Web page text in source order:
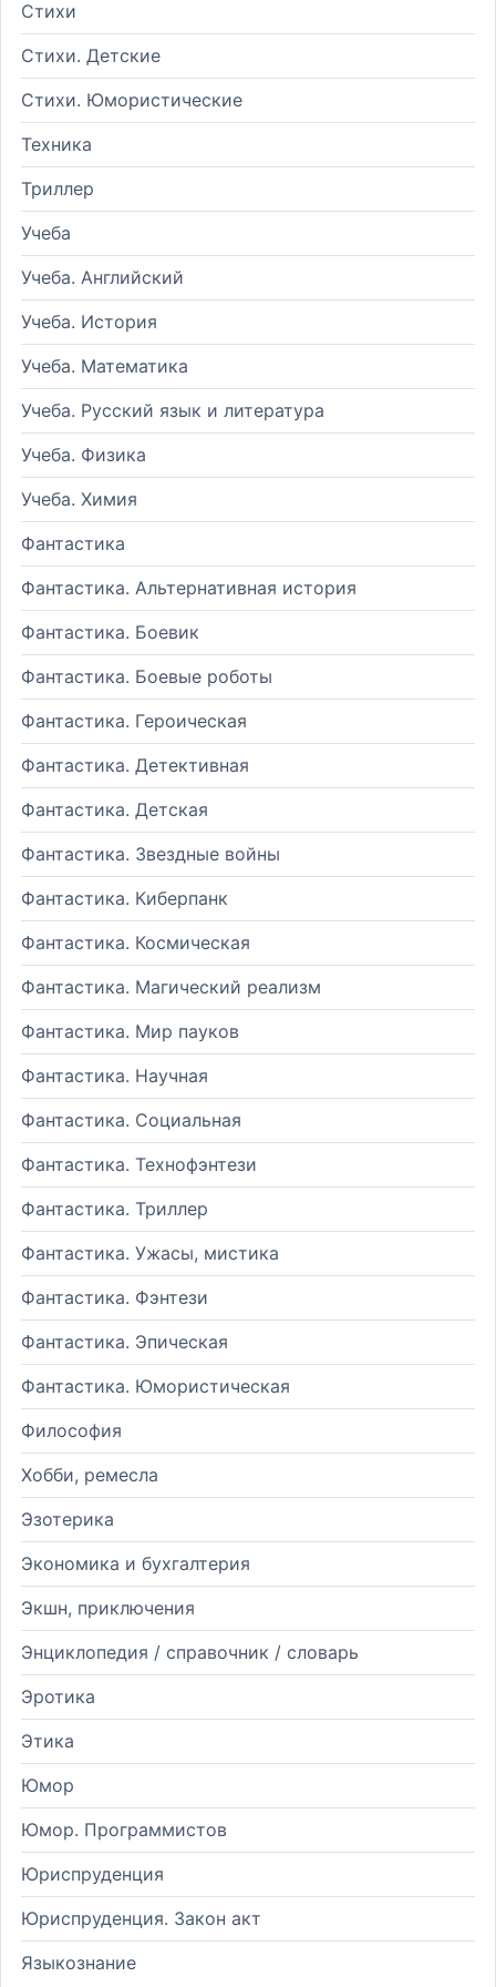
Стихи
Стихи. Детские
Стихи. Юмористические
Техника
Триллер
Учеба
Учеба. Английский
Учеба. История
Учеба. Математика
Учеба. Русский язык и литература
Учеба. Физика
Учеба. Химия
Фантастика
Фантастика. Альтернативная история
Фантастика. Боевик
Фантастика. Боевые роботы
Фантастика. Героическая
Фантастика. Детективная
Фантастика. Детская
Фантастика. Звездные войны
Фантастика. Киберпанк
Фантастика. Космическая
Фантастика. Магический реализм
Фантастика. Мир пауков
Фантастика. Научная
Фантастика. Социальная
Фантастика. Технофэнтези
Фантастика. Триллер
Фантастика. Ужасы, мистика
Фантастика. Фэнтези
Фантастика. Эпическая
Фантастика. Юмористическая
Философия
Хобби, ремесла
Эзотерика
Экономика и бухгалтерия
Экшн, приключения
Энциклопедия / справочник / словарь
Эротика
Этика
Юмор
Юмор. Программистов
Юриспруденция
Юриспруденция. Закон акт
Языкознание